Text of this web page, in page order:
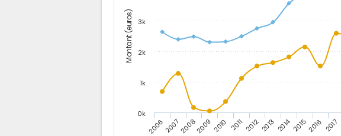
Montant (euros)
20062007200820092010 2011 20122013 201420152016 2017
0k
1k
2k
3k